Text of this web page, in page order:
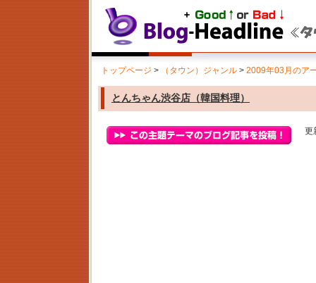
トップページ > （タウン）ジャンル > 2009年03月のア
とんちゃん渋谷店（韓国料理）
更